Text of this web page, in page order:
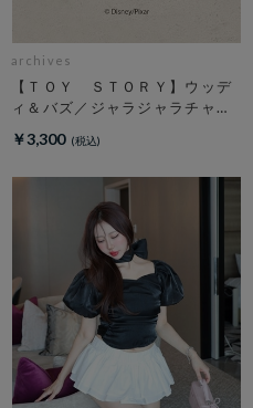
archives
【ＴＯＹ ＳＴＯＲＹ】ウッデ
ィ＆バズ／ジャラジャラチャー
￥3,300